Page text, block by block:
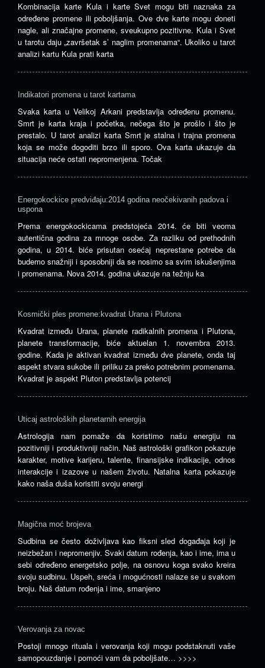
Kombinacija karte Kula i karte Svet mogu biti naznaka za
određene promene ili poboljšanja. Ove dve karte mogu doneti
nagle, ali značajne promene, sveukupno pozitivne. Kula i Svet
u tarotu daju „završetak s’ naglim promenama“. Ukoliko u tarot
analizi kartu Kula prati karta
Indikatori promena u tarot kartama
Svaka karta u Velikoj Arkani predstavlja određenu promenu.
Smrt je karta kraja i početka, nečega što je prošlo i što je
prestalo. U tarot analizi karta Smrt je stalna i trajna promena
koja se može dogoditi brzo ili sporo. Ova karta ukazuje da
situacija neće ostati nepromenjena. Točak
Energokockice predviđaju:2014 godina neočekivanih padova i
uspona
Prema energokockicama predstojeća 2014. će biti veoma
autentična godina za mnoge osobe. Za razliku od prethodnih
godina, u 2014. biće prisutan osećaj neprestane potrebe da
budemo snažniji i sposobniji da se nosimo sa svim iskušenjima
i promenama. Nova 2014. godina ukazuje na težnju ka
Kosmički ples promene:kvadrat Urana i Plutona
Kvadrat između Urana, planete radikalnih promena i Plutona,
planete transformacije, biće aktuelan 1. novembra 2013.
godine. Kada je aktivan kvadrat između dve planete, onda taj
aspekt stvara sukobe ili priliku za preko potrebnim promenama.
Kvadrat je aspekt Pluton predstavlja potencij
Uticaj astroloških planetarnih energija
Astrologija nam pomaže da koristimo našu energiju na
pozitivniji i produktivniji način. Naš astrološki grafikon pokazuje
karakter, motive karijeru, talente, finansijske indikacije, odnos
interakcije i izazove u našem životu. Natalna karta pokazuje
kako naša duša koristiti svoju energi
Magična moć brojeva
Sudbina se često doživljava kao fiksni sled događaja koji je
neizbežan i nepromenjiv. Svaki datum rođenja, kao i ime, ima u
sebi određeno energetsko polje, na osnovu koga svako kreira
svoju sudbinu. Uspeh, sreća i mogućnosti nalaze se u svakom
broju. Naš datum rođenja i ime, smanjeno
Verovanja za novac
Postoji mnogo rituala i verovanja koji mogu podstaknuti vaše
samopouzdanje i pomoći vam da poboljšate… >>>>